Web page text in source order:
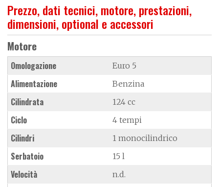
Prezzo, dati tecnici, motore, prestazioni,
dimensioni, optional e accessori
Motore
Omologazione Euro 5
Alimentazione Benzina
Cilindrata 124 cc
Ciclo 4 tempi
Cilindri 1 monocilindrico
Serbatoio 15 l
Velocità n.d.